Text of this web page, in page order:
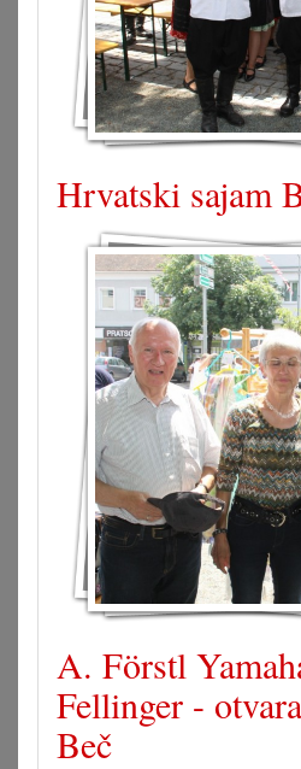
Hrvatski sajam
A. Förstl
Fellinger -
Beč